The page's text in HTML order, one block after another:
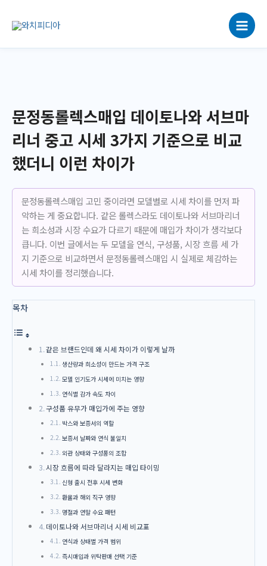
로
문정동롤렉스매입 데이토나와 서브마
리너 중고 시세 3가지 기준으로 비교
했더니 이런 차이가
문정동롤렉스매입 고민 중이라면 모델별로 시세 차이를 먼저 파
악하는 게 중요합니다. 같은 롤렉스라도 데이토나와 서브마리너
는 희소성과 시장 수요가 다르기 때문에 매입가 차이가 생각보다
큽니다. 이번 글에서는 두 모델을 연식, 구성품, 시장 흐름 세 가
지 기준으로 비교하면서 문정동롤렉스매입 시 실제로 체감하는
시세 차이를 정리했습니다.
목차
같은 브랜드인데 왜 시세 차이가 이렇게 날까
생산량과 희소성이 만드는 가격 구조
모델 인기도가 시세에 미치는 영향
연식별 감가 속도 차이
구성품 유무가 매입가에 주는 영향
박스와 보증서의 역할
보증서 날짜와 연식 불일치
외관 상태와 구성품의 조합
시장 흐름에 따라 달라지는 매입 타이밍
신형 출시 전후 시세 변화
환율과 해외 직구 영향
명절과 연말 수요 패턴
데이토나와 서브마리너 시세 비교표
연식과 상태별 가격 범위
즉시매입과 위탁판매 선택 기준